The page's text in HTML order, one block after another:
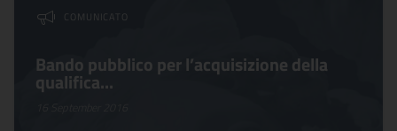
COMUNICATO
Bando pubblico per l’acquisizione della
qualifica...